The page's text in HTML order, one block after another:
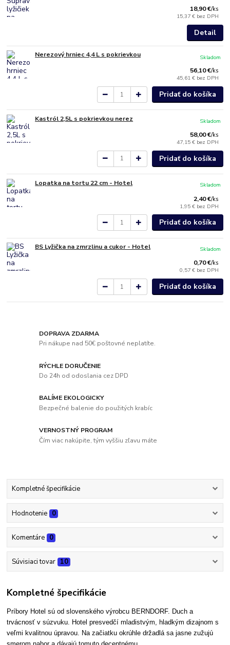
18,90 €/ks
15,37 € bez DPH
Detail
Nerezový hrniec 4,4 L s pokrievkou
56,10 €/ks
45,61 € bez DPH
Skladom
Pridať do košíka
Kastról 2,5L s pokrievkou nerez
58,00 €/ks
47,15 € bez DPH
Skladom
Pridať do košíka
Lopatka na tortu 22 cm - Hotel
2,40 €/ks
1,95 € bez DPH
Skladom
Pridať do košíka
BS Lyžička na zmrzlinu a cukor - Hotel
0,70 €/ks
0,57 € bez DPH
Skladom
Pridať do košíka
DOPRAVA ZDARMA
Pri nákupe nad 50€ poštovné neplatíte.
RÝCHLE DORUČENIE
Do 24h od odoslania cez DPD
BALÍME EKOLOGICKY
Bezpečné balenie do použitých krabíc
VERNOSTNÝ PROGRAM
Čím viac nakúpite, tým vyššiu zľavu máte
Kompletné špecifikácie
Hodnotenie 0
Komentáre 0
Súvisiaci tovar 10
Kompletné špecifikácie
Príbory Hotel sú od slovenského výrobcu BERNDORF. Duch a
trvácnosť v súzvuku. Hotel presvedčí mladistvým, hladkým dizajnom s
veľmi kvalitnou úpravou. Na začiatku okrúhle držadlá sa jasne zužujú